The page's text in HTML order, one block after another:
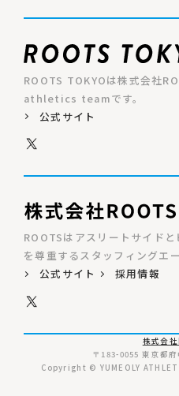
ROOTS TOKYOは株式会社
athletics teamです。
公式サイト
ROOTSはアスリートサイド
を尊重するスタッフィングエ
公式サイト
採用情報
株式会
〒183-0055 東京都
Copyright © YUMEOLY